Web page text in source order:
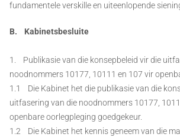
fundamentele verskille en uiteenlopende
B. Kabinetsbesluite
1. Publikasie van die konsepbeleid vir die
noodnommers 10177, 10111 en 107 vir
1.1 Die Kabinet het die publikasie van die
uitfasering van die noodnommers 10177,
openbare oorlegpleging goedgekeur.
1.2 Die Kabinet het kennis geneem van die